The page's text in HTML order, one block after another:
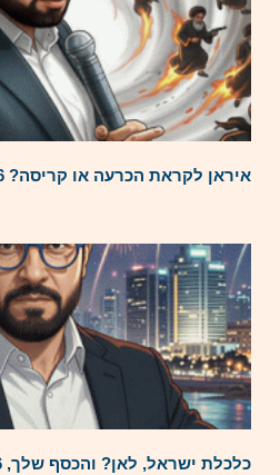
איראן לקראת הכרעה או קריסה? 3.8.26
כלכלת ישראל, לאן? והכסף שלך, 15.7.26